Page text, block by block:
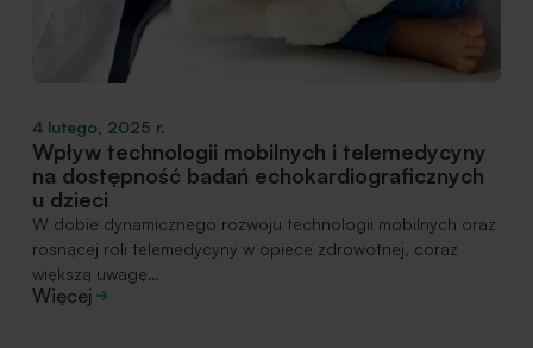
4 lutego, 2025 r.
Wpływ technologii mobilnych i telemedycyny
na dostępność badań echokardiograficznych
u dzieci
W dobie dynamicznego rozwoju technologii mobilnych oraz
rosnącej roli telemedycyny w opiece zdrowotnej, coraz
większą uwagę…
Więcej